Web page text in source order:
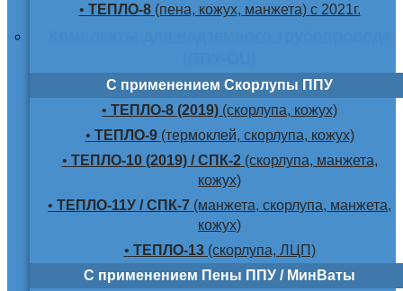
• ТЕПЛО-8(пена, кожух, манжета) с 2021г.
С применением Скорлупы ППУ
• ТЕПЛО-8 (2019) (скорлупа, кожух)
• ТЕПЛО-9(термоклей, скорлупа, кожух)
• ТЕПЛО-10 (2019) / СПК-2(скорлупа, манжета,
кожух)
• ТЕПЛО-11У / СПК-7 (манжета, скорлупа, манжета,
кожух)
• ТЕПЛО-13(скорлупа, ЛЦП)
С применением Пены ППУ / МинВаты